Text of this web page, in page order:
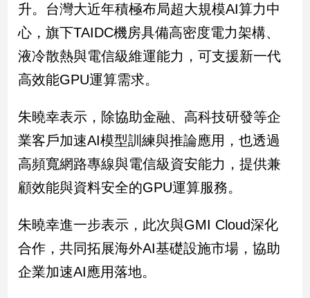
兩
岸/
國
際
社
地
方
新
冠
病
毒
區
南
升。台灣大近年積極布局超大規模AI算力中
心，旗下TAIDC機房具備高密度電力架構、
液冷散熱與電信級維運能力，可支援新一代
高效能GPU運算需求。
朱曉幸表示，除協助金融、高科技研發等企
業客戶加速AI模型訓練與推論應用，也透過
高頻寬網路專線與電信級資安能力，提供兼
顧效能與資料安全的GPU運算服務。
朱曉幸進一步表示，此次與GMI Cloud深化
合作，共同拓展海外AI基礎設施市場，協助
企業加速AI應用落地。